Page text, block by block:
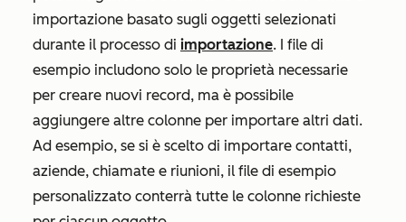
importazione basato sugli oggetti selezionati
durante il processo di importazione. I file di
esempio includono solo le proprietà necessarie
per creare nuovi record, ma è possibile
aggiungere altre colonne per importare altri dati.
Ad esempio, se si è scelto di importare contatti,
aziende, chiamate e riunioni, il file di esempio
personalizzato conterrà tutte le colonne richieste